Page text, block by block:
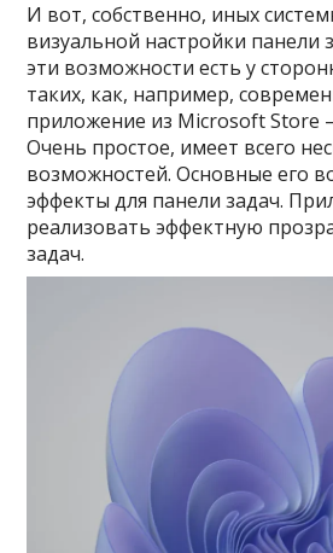
И вот, собственно, иных
визуальной настройки панели
эти возможности есть у
таких, как, например,
приложение из Microsoft Store
Очень простое, имеет всего
возможностей. Основные его
эффекты для панели задач.
реализовать эффектную
задач.